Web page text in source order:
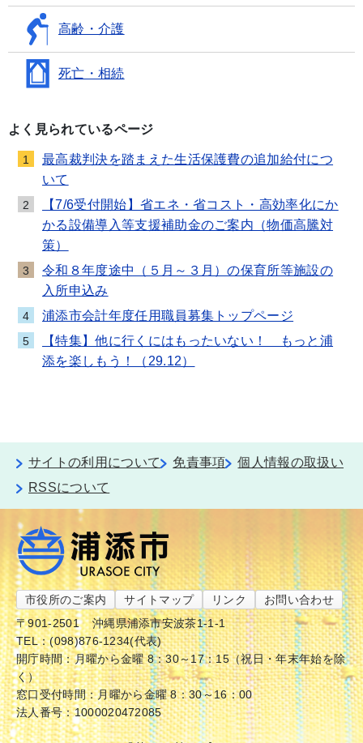
高齢・介護
死亡・相続
よく見られているページ
1
最高裁判決を踏まえた生活保護費の追加給付につ
いて
2
【7/6受付開始】省エネ・省コスト・高効率化にか
かる設備導入等支援補助金のご案内（物価高騰対
策）
3
令和８年度途中（５月～３月）の保育所等施設の
入所申込み
4 浦添市会計年度任用職員募集トップページ
5
【特集】他に行くにはもったいない！ もっと浦
添を楽しもう！（29.12）
サイトの利用について 免責事項
個人情報の取扱い
RSSについて
市役所のご案内 サイトマップ リンク
お問い合わせ
〒901-2501
沖縄県浦添市安波茶1-1-1
TEL：(098)876-1234(代表)
開庁時間：月曜から金曜 8：30～17：15（祝日・年末年始を除
く）
窓口受付時間：月曜から金曜 8：30～16：00
法人番号：1000020472085